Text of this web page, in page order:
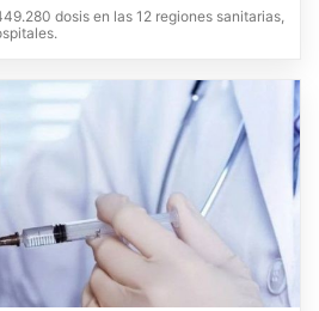
dosis en las 12 regiones sanitarias,